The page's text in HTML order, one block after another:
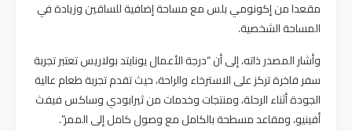
مقعدا من إكونومي بلس مع مساحة إضافية للساقين وزيادة في
المساحة الشخصية.
وأشار المصدر ذاته، إلى أن “درجة الأعمال يونايتد بولاريس تعتبر تجربة
سفر فاخرة تركز على الاسترخاء والراحة، حيث تقدم تجربة طعام عالية
الجودة أثناء الرحلة، ومنتجات وخدمات من ثيرابودي وساكس فيفث
أفينيو، ومقاعد مسطحة بالكامل مع وصول كامل إلى الممر”.